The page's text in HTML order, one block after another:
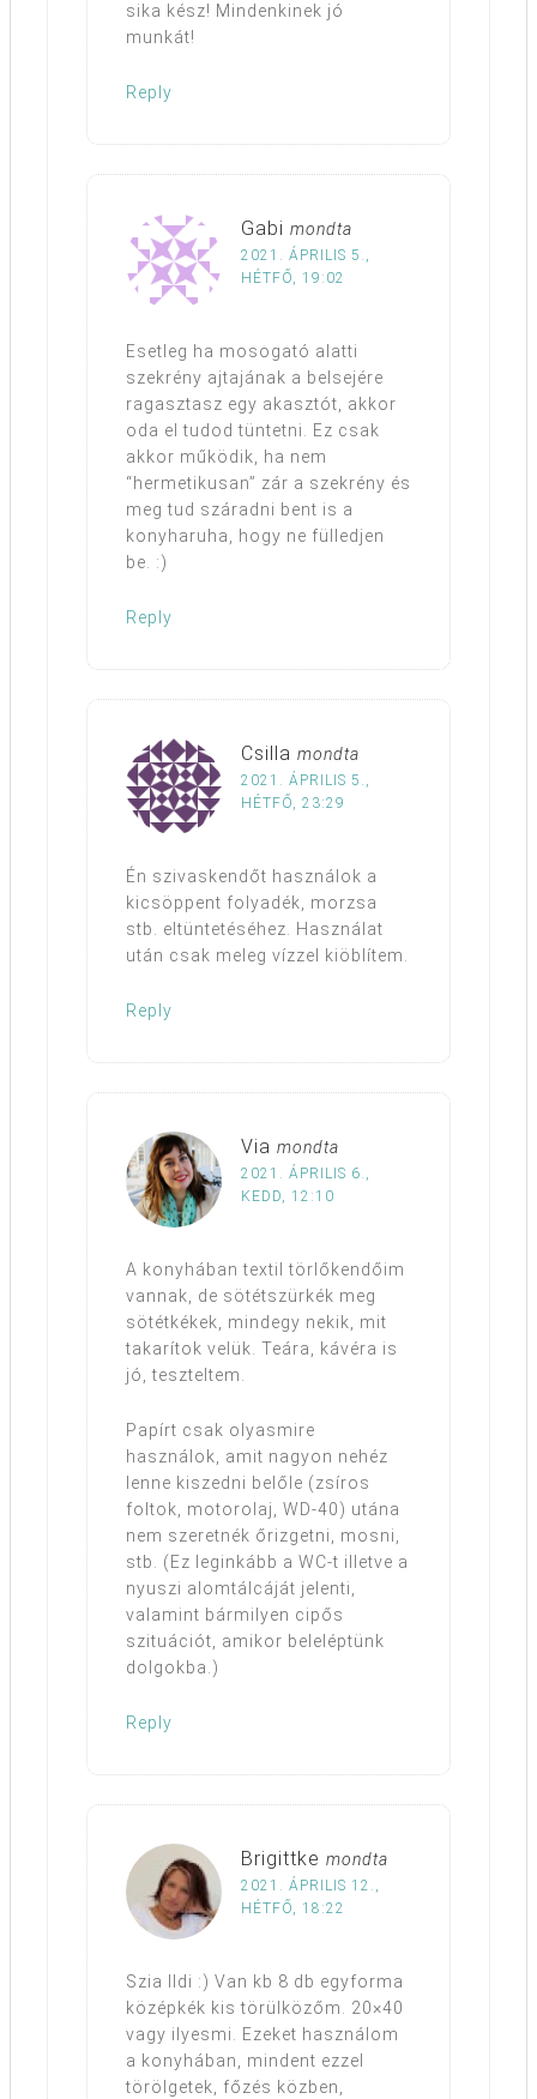
sika kész! Mindenkinek jó
munkát!
Reply
Gabi mondta
2021. ÁPRILIS 5.,
HÉTFŐ, 19:02
Esetleg ha mosogató alatti
szekrény ajtajának a belsejére
ragasztasz egy akasztót, akkor
oda el tudod tüntetni. Ez csak
akkor működik, ha nem
“hermetikusan” zár a szekrény és
meg tud száradni bent is a
konyharuha, hogy ne fülledjen
be. :)
Reply
Csilla mondta
2021. ÁPRILIS 5.,
HÉTFŐ, 23:29
Én szivaskendőt használok a
kicsöppent folyadék, morzsa
stb. eltüntetéséhez. Használat
után csak meleg vízzel kiöblítem.
Reply
Via mondta
2021. ÁPRILIS 6.,
KEDD, 12:10
A konyhában textil törlőkendőim
vannak, de sötétszürkék meg
sötétkékek, mindegy nekik, mit
takarítok velük. Teára, kávéra is
jó, teszteltem.
Papírt csak olyasmire
használok, amit nagyon nehéz
lenne kiszedni belőle (zsíros
foltok, motorolaj, WD-40) utána
nem szeretnék őrizgetni, mosni,
stb. (Ez leginkább a WC-t illetve a
nyuszi alomtálcáját jelenti,
valamint bármilyen cipős
szituációt, amikor beleléptünk
dolgokba.)
Reply
Brigittke mondta
2021. ÁPRILIS 12.,
HÉTFŐ, 18:22
Szia Ildi :) Van kb 8 db egyforma
középkék kis törülközőm. 20×40
vagy ilyesmi. Ezeket használom
a konyhában, mindent ezzel
törölgetek, főzés közben,